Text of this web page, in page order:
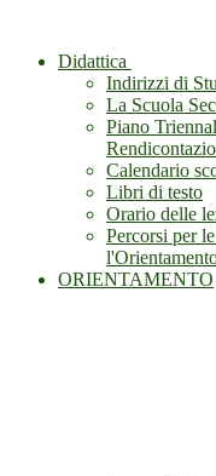
Didattica
Indirizzi di
La Scuola
Piano
Calendario
Libri di testo
Orario delle
Percorsi per
ORIENTAMENTO